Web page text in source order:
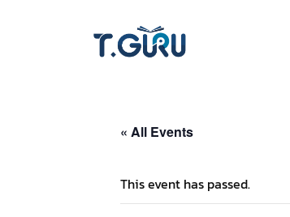
« All Events
This event has passed.